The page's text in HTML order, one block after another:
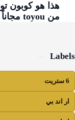
من toyou مجاناً خصومات 2023 الرياض
Labels
6 ستريت
ار اند بي